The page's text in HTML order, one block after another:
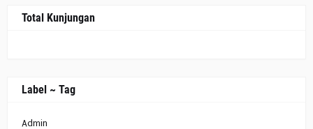
Total Kunjungan
Label ~ Tag
Admin